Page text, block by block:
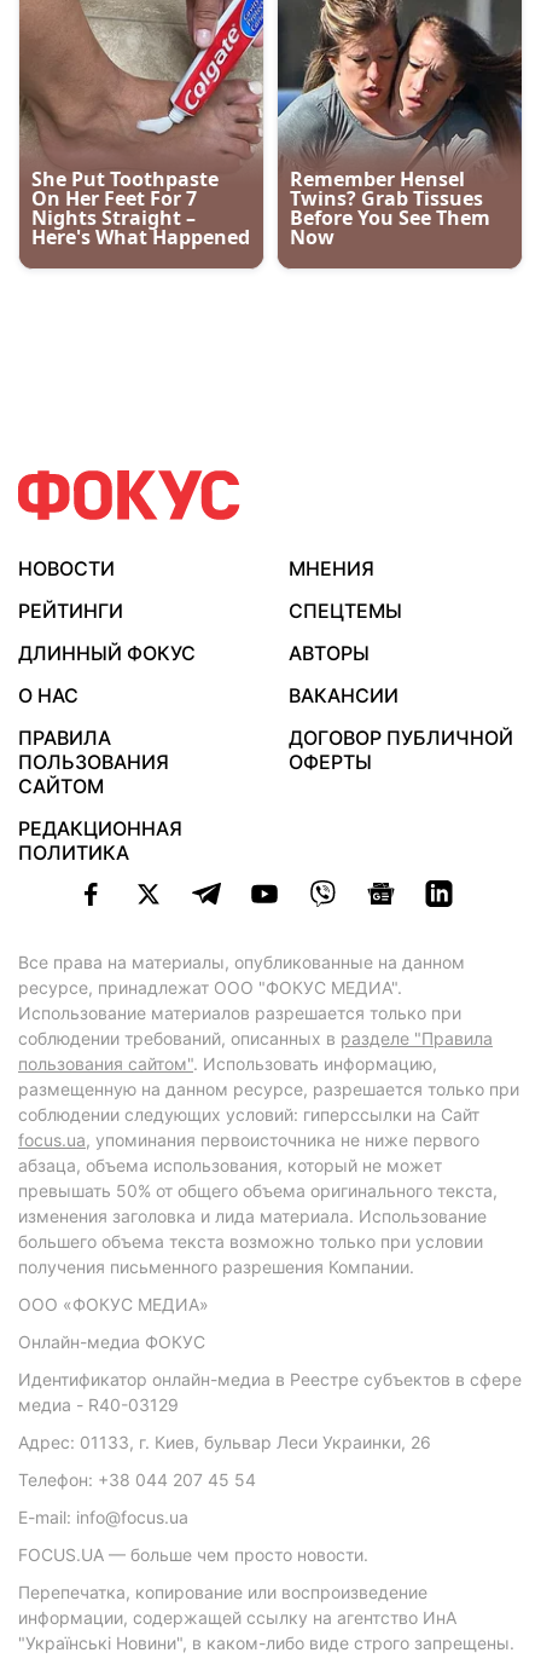
НОВОСТИ
МНЕНИЯ
РЕЙТИНГИ
СПЕЦТЕМЫ
ДЛИННЫЙ ФОКУС
АВТОРЫ
О НАС
ВАКАНСИИ
ПРАВИЛА
ПОЛЬЗОВАНИЯ
САЙТОМ
ДОГОВОР ПУБЛИЧНОЙ
ОФЕРТЫ
РЕДАКЦИОННАЯ
ПОЛИТИКА
Все права на материалы, опубликованные на данном
ресурсе, принадлежат ООО "ФОКУС МЕДИА".
Использование материалов разрешается только при
соблюдении требований, описанных в разделе "Правила
пользования сайтом". Использовать информацию,
размещенную на данном ресурсе, разрешается только при
соблюдении следующих условий: гиперссылки на Сайт
focus.ua, упоминания первоисточника не ниже первого
абзаца, объема использования, который не может
превышать 50% от общего объема оригинального текста,
изменения заголовка и лида материала. Использование
большего объема текста возможно только при условии
получения письменного разрешения Компании.
ООО «ФОКУС МЕДИА»
Онлайн-медиа ФОКУС
Идентификатор онлайн-медиа в Реестре субъектов в сфере
медиа - R40-03129
Адрес: 01133, г. Киев, бульвар Леси Украинки, 26
Телефон: +38 044 207 45 54
E-mail: info@focus.ua
FOCUS.UA — больше чем просто новости.
Перепечатка, копирование или воспроизведение
информации, содержащей ссылку на агентство ИнА
"Українські Новини", в каком-либо виде строго запрещены.